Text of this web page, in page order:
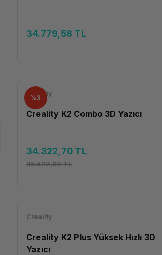
34.779,58 TL
%3
Creality
Creality K2 Combo 3D Yazıcı
34.322,70 TL
35.522,00 TL
Creality
Creality K2 Plus Yüksek Hızlı 3D
Yazıcı